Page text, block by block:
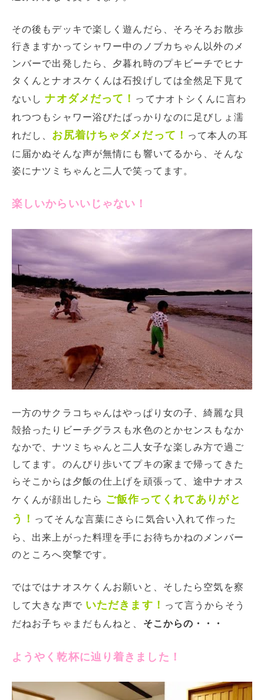
その後もデッキで楽しく遊んだら、そろそろお散歩
行きますかってシャワー中のノブカちゃん以外のメ
ンバーで出発したら、夕暮れ時のプキビーチでヒナ
タくんとナオスケくんは石投げしては全然足下見て
ないしナオダメだって ！ ってナオトシくんに言わ
れつつもシャワー浴びたばっかりなのに足びしょ濡
れだし、 お尻着けちゃダメだって！ って本人の耳
に届かぬそんな声が無情にも響いてるから、そんな
姿にナツミちゃんと二人で笑ってます。
楽しいからいいじゃない！
一方のサクラコちゃんはやっぱり女の子、綺麗な貝
殻拾ったりビーチグラスも水色のとかセンスもなか
なかで、ナツミちゃんと二人女子な楽しみ方で過ご
してます。のんびり歩いてプキの家まで帰ってきた
らそこからは夕飯の仕上げを頑張って、途中ナオス
ケくんが顔出したら ご飯作ってくれてありがと
う！ ってそんな言葉にさらに気合い入れて作った
ら、出来上がった料理を手にお待ちかねのメンバー
のところへ突撃です。
ではではナオスケくんお願いと、そしたら空気を察
して大きな声で いただきます！ って言うからそう
だねお子ちゃまだもんねと、 そこからの・・・
ようやく乾杯に辿り着きました！